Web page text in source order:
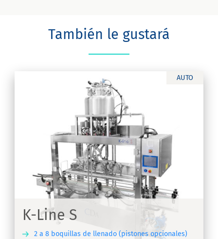
También le gustará
AUTO
K-Line S
2 a 8 boquillas de llenado (pistones opcionales)